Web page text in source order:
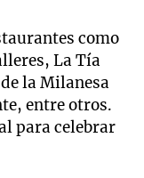
como
La Tía
la Milanesa
entre otros.
para celebrar